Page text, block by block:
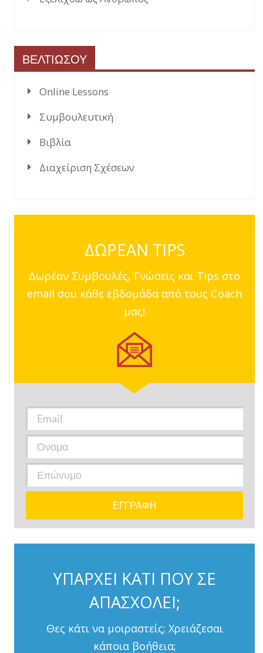
ΒΕΛΤΙΩΣΟΥ
Online Lessons
Συμβουλευτική
Βιβλία
Διαχείριση Σχέσεων
ΔΩΡΕΑΝ TIPS
Δωρέαν Συμβουλές, Γνώσεις και Tips στο
email σου κάθε εβδομάδα από τους Coach
μας!
ΥΠΑΡΧΕΙ ΚΑΤΙ ΠΟΥ ΣΕ
ΑΠΑΣΧΟΛΕΙ;
Θες κάτι να μοιραστείς; Χρειάζεσαι
κάποια βοήθεια;